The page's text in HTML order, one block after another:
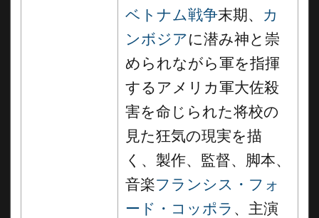
ベトナム戦争末期、 カ
ンボジアに潜み神と崇
められながら軍を指揮
するアメリカ軍大佐殺
害を命じられた将校の
見た狂気の現実を描
く、製作、監督、脚本、
音楽フランシス・フォ
ード・コッポラ 、主演